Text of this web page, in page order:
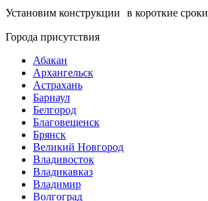
Установим конструкции в короткие сроки
Города присутствия
Абакан
Архангельск
Астрахань
Барнаул
Белгород
Благовещенск
Брянск
Великий Новгород
Владивосток
Владикавказ
Владимир
Волгоград